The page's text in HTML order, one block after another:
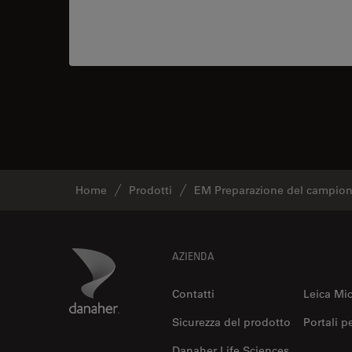
Home Prodotti EM Preparazione del
Danaher Logo AZIENDA
Contatti
Leica
Sicurezza del prodotto
Portali